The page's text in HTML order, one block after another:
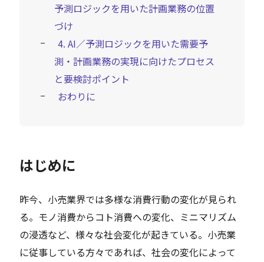
予測ロジックを用いた計画業務の位置
づけ
4. AI／予測ロジックを用いた需要予
測・計画業務の実現に向けたプロセス
と要検討ポイント
おわりに
はじめに
昨今、小売業界では多様な消費行動の変化が見られ
る。モノ消費からコト消費への変化、ミニマリズム
の浸透など、様々な社会変化が起きている。小売業
に従事している方々であれば、社会の変化によって